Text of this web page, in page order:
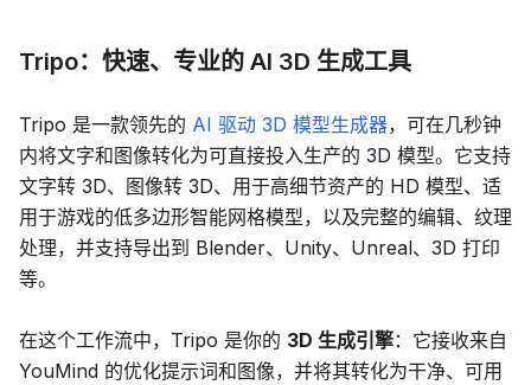
Tripo：快速、专业的 AI 3D 生成工具
Tripo 是一款领先的 AI 驱动 3D 模型生成器，可在几秒钟
内将文字和图像转化为可直接投入生产的 3D 模型。它支持
文字转 3D、图像转 3D、用于高细节资产的 HD 模型、适
用于游戏的低多边形智能网格模型，以及完整的编辑、纹理
处理，并支持导出到 Blender、Unity、Unreal、3D 打印
等。
在这个工作流中，Tripo 是你的 3D 生成引擎：它接收来自
YouMind 的优化提示词和图像，并将其转化为干净、可用